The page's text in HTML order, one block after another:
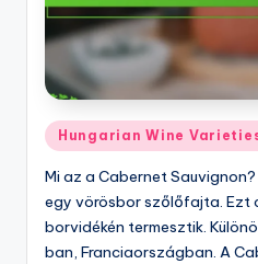
Posted
in
Hungarian Wine
Mi az a Cabernet
egy vörösbor szőlőfajta. Ezt
borvidékén termesztik.
ban, Franciaországban. A